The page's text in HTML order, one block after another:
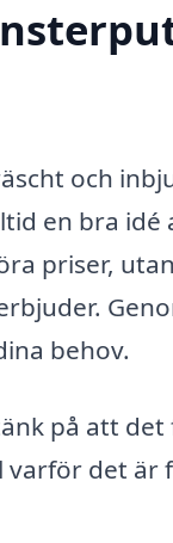
och
en bra idé
priser,
behov.
på att det
varför det